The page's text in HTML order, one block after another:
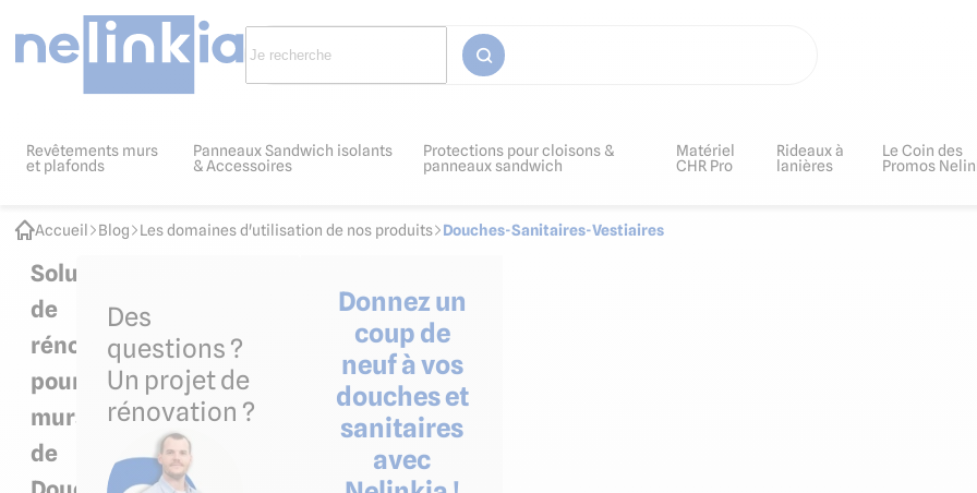
Revêtements murs
et plafonds
Panneaux Sandwich isolants
& Accessoires
Protections pour cloisons &
panneaux sandwich
Matériel
CHR Pro
Rideaux à
lanières
Le Coin des
Promos
Accueil Blog Les domaines d'utilisation de nos produits Douches-Sanitaires-Vestiaires
Solutions
de
rénovation
pour
murs
de
Des
questions ?
Un projet de
rénovation ?
Donnez un
coup de
neuf à vos
douches et
sanitaires
avec